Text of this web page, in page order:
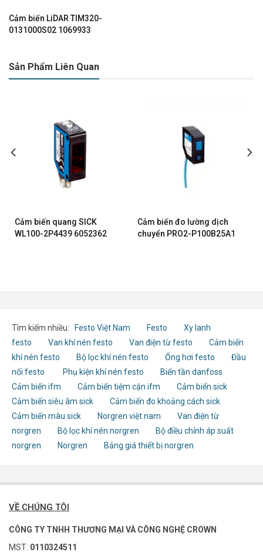
Cảm biến LiDAR TIM320-
0131000S02 1069933
Sản Phẩm Liên Quan
Cảm biến quang SICK
WL100-2P4439 6052362
Cảm biến đo lường dịch
chuyển PRO2-P100B25A1
Tìm kiếm nhiều: Festo Việt Nam Festo
Xy lanh
festo
Van khí nén festo Van điện từ festo
Cảm biến
khí nén festo
Bộ lọc khí nén festo Ống hơi festo
Đầu
nối festo
Phụ kiện khí nén festo
Biến tần danfoss
Cảm biến ifm
Cảm biến tiệm cận ifm
Cảm biến sick
Cảm biến siêu âm sick
Cảm biến đo khoảng cách sick
Cảm biến màu sick
Norgren việt nam
Van điện từ
norgren
Bộ lọc khí nén norgren
Bộ điều chỉnh áp suất
norgren
Norgren Bảng giá thiết bị norgren
VỀ CHÚNG TÔI
CÔNG TY TNHH THƯƠNG MẠI VÀ CÔNG NGHỆ CROWN
MST: 0110324511